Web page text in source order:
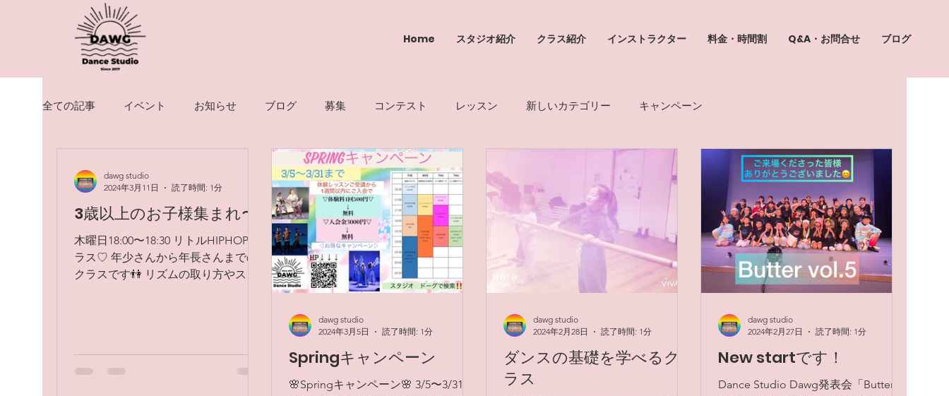
Home スタジオ紹介 クラス紹介 インストラクター 料金・時間割 Q&A・お問合せ ブログ
全ての記事 イベント お知らせ ブログ 募集 コンテスト レッスン 新しいカテゴリー キャンペーン
3歳以上のお子様集まれ〜
木曜日18:00〜18:30 リトルHIPHOPク
ラス♡ 年少さんから年長さんまでの
クラスです👫 リズムの取り方やスキ
タジオ❗️...
dawg studio
2024年3月11日
読了時間: 1分
Springキャンペーン
🌸Springキャンペーン🌸 3/5〜3/31ま
dawg studio
2024年3月5日
読了時間: 1分
ダンスの基礎を学べるク
ラス
dawg studio
2024年2月28日
読了時間: 1分
New startです！
Dance Studio Dawg発表会「Butter
dawg studio
2024年2月27日
読了時間: 1分